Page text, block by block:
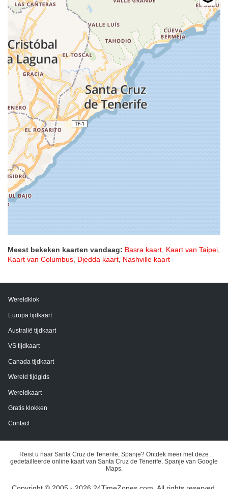
Meest bekeken kaarten vandaag: Basra kaart, Kaart van Taipei,
Kaart van Columbus, Djedda kaart, Nashville kaart
Wereldklok
Europa tijdkaart
Australië tijdkaart
VS tijdkaart
Canada tijdkaart
Wereld tijdgids
Wereldkaart
Gratis klokken
Contact
Reist u naar Santa Cruz de Tenerife, Spanje? Ontdek meer met deze
gedetailleerde online kaart van Santa Cruz de Tenerife, Spanje van Google
Maps.